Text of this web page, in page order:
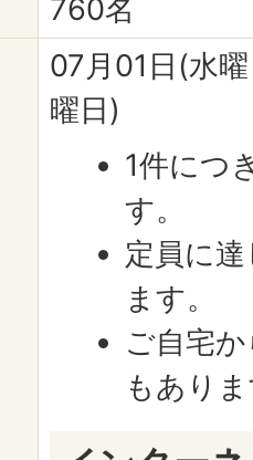
760名
07月01日(水
曜日)
1件につ
す。
定員に
ます。
ご自宅
もあり